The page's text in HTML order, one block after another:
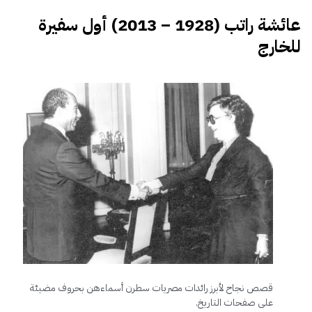
عائشة راتب (1928 – 2013) أول سفيرة
للخارج
قصص نجاح لأبرز رائدات مصريات سطرن أسماءهن بحروف مضيئة
على صفحات التاريخ.